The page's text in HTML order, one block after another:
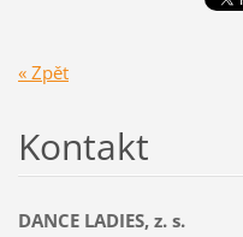
« Zpět
Kontakt
DANCE LADIES, z. s.